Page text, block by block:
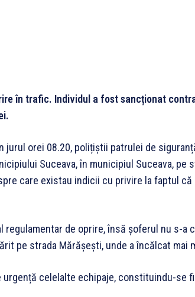
în trafic. Individul a fost sancționat
jurul orei 08.20, polițiștii patrulei de
Suceava, în municipiul Suceava, pe
care existau indicii cu privire la faptul că
regulamentar de oprire, însă șoferul nu s-a
pe strada Mărășești, unde a încălcat mai
celelalte echipaje, constituindu-se